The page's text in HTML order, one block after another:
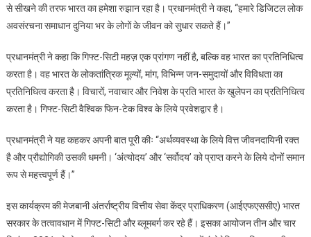
से सीखने की तरफ भारत का हमेशा रुझान रहा है। प्रधानमंत्री ने कहा, “हमारे डिजिटल लोक
अवसंरचना समाधान दुनिया भर के लोगों के जीवन को सुधार सकते हैं।”
प्रधानमंत्री ने कहा कि गिफ्ट-सिटी महज़ एक प्रांगण नहीं है, बल्कि वह भारत का प्रतिनिधित्व
करता है। वह भारत के लोकतांत्रिक मूल्यों, मांग, विभिन्न जन-समुदायों और विविधता का
प्रतिनिधित्व करता है। विचारों, नवाचार और निवेश के प्रति भारत के खुलेपन का प्रतिनिधित्व
करता है। गिफ्ट-सिटी वैश्विक फिन-टेक विश्व के लिये प्रवेशद्वार है।
प्रधानमंत्री ने यह कहकर अपनी बात पूरी कीः “अर्थव्यवस्था के लिये वित्त जीवनदायिनी रक्त
है और प्रौद्योगिकी उसकी धमनी। ‘अंत्योदय’ और ‘सर्वोदय’ को प्राप्त करने के लिये दोनों समान
रूप से महत्त्वपूर्ण हैं।”
इस कार्यक्रम की मेजबानी अंतर्राष्ट्रीय वित्तीय सेवा केंद्र प्राधिकरण (आईएफएससीए) भारत
सरकार के तत्वावधान में गिफ्ट-सिटी और ब्लूमबर्ग कर रहे हैं। इसका आयोजन तीन और चार